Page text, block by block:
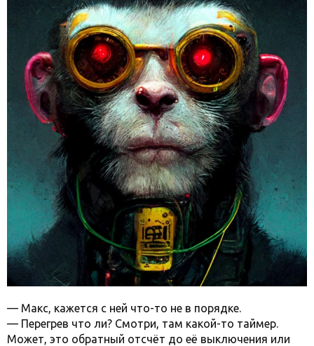
— Макс, кажется с ней что-то не в порядке.
— Перегрев что ли? Смотри, там какой-то таймер.
Может, это обратный отсчёт до её выключения или